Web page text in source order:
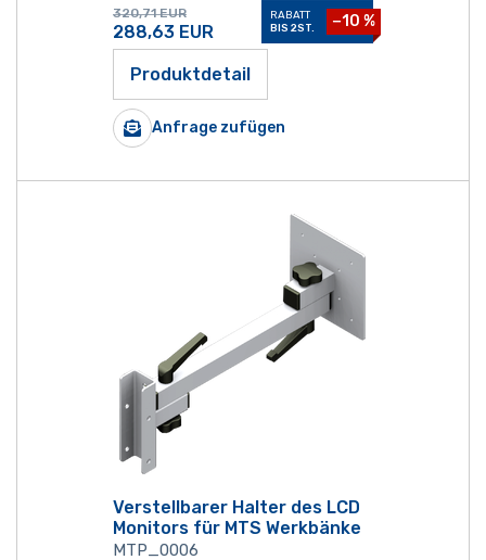
320,71 EUR
288,63 EUR
RABATT
BIS 2ST.
−10 %
Produktdetail
Anfrage zufügen
Verstellbarer Halter des LCD
Monitors für MTS Werkbänke
MTP_0006